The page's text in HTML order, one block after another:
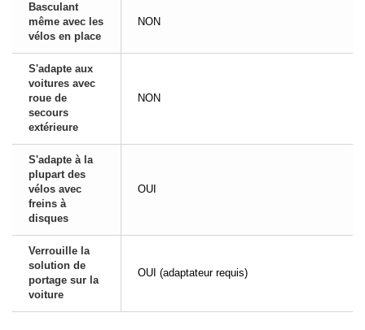
Basculant
même avec les
vélos en place
NON
S'adapte aux
voitures avec
roue de
secours
extérieure
NON
S'adapte à la
plupart des
vélos avec
freins à
disques
OUI
Verrouille la
solution de
portage sur la
voiture
OUI (adaptateur requis)